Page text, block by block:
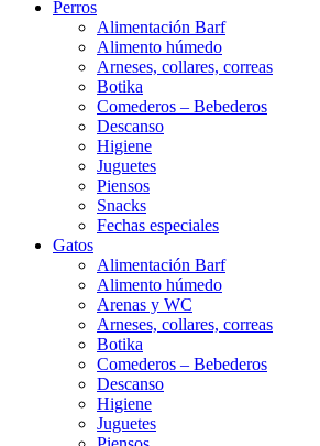
Perros
Alimentación Barf
Alimento húmedo
Arneses, collares, correas
Botika
Comederos – Bebederos
Descanso
Higiene
Juguetes
Piensos
Snacks
Fechas especiales
Gatos
Alimentación Barf
Alimento húmedo
Arenas y WC
Arneses, collares, correas
Botika
Comederos – Bebederos
Descanso
Higiene
Juguetes